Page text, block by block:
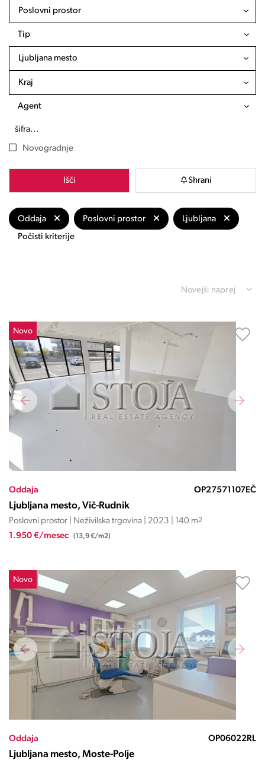
Poslovni prostor
Tip
Ljubljana mesto
Kraj
Agent
Novogradnje
Išči Shrani
Oddaja Poslovni prostor
Ljubljana
Počisti kriterije
Novejši naprej
Novo
Oddaja OP27571107EČ
Ljubljana mesto, Vič-Rudnik
Poslovni prostor | Neživilska trgovina | 2023 | 140 m2
1.950 €/mesec (13,9 €/m2)
Novo
Oddaja OP06022RL
Ljubljana mesto, Moste-Polje